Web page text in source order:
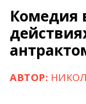
Комедия
АВТОР: